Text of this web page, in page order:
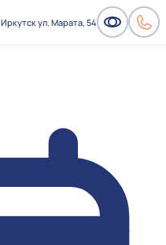
Иркутск ул. Марата, 54